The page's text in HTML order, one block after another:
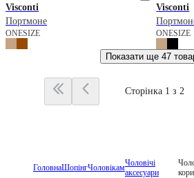
Visconti
Портмоне
ONESIZE
Visconti
ONESIZE
Показати ще 47
Сторінка 1 з 2
ГоловнаШопінгЧоловікамЧоловічі
аксесуари